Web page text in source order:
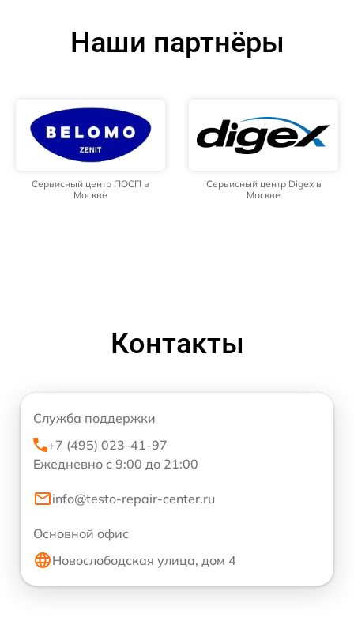
Наши партнёры
Сервисный центр ПОСП в
Москве
Сервисный центр Digex в
Москве
Контакты
Служба поддержки
+7 (495) 023-41-97
Ежедневно с 9:00 до 21:00
info@testo-repair-center.ru
Основной офис
Новослободская улица, дом 4